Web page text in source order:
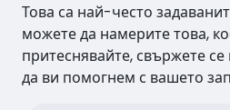
Това са най-често
можете да намерите това,
притеснявайте, свържете
да ви помогнем с вашето